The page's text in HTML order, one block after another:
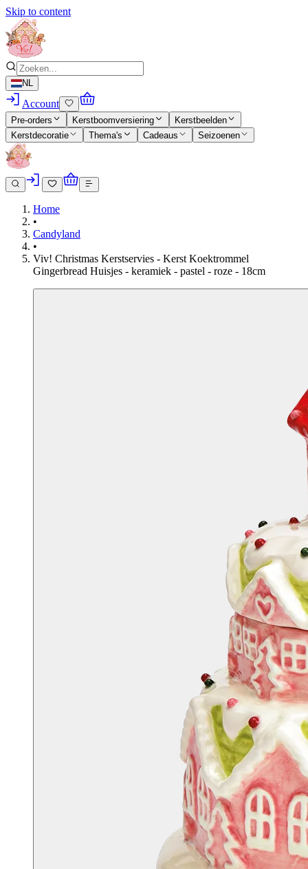
Skip to content
NL
Account
Pre-orders Kerstboomversiering
Kerstbeelden
Kerstdecoratie
Thema's Cadeaus Seizoenen
Home
•
Candyland
•
Viv! Christmas Kerstservies - Kerst Koektrommel
Gingerbread Huisjes - keramiek - pastel - roze - 18cm